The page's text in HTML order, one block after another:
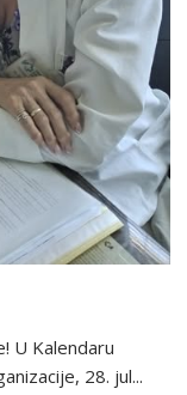
U Kalendaru
28. jul...